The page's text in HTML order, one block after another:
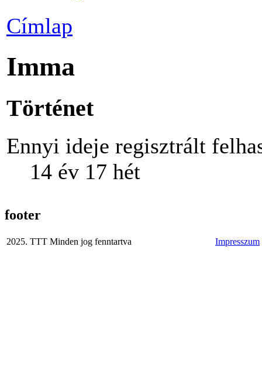
Címlap
Imma
Történet
Ennyi ideje regisztrált
14 év 17 hét
footer
2025. TTT Minden jog fenntartva Impresszum